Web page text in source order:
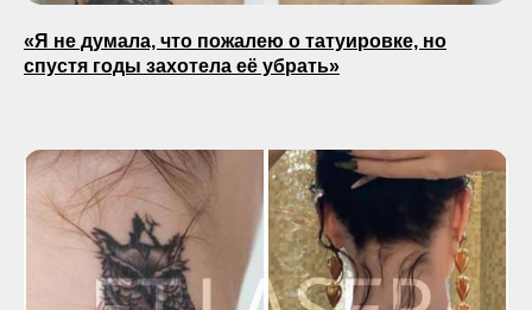
«Я не думала, что пожалею о татуировке, но
спустя годы захотела её убрать»